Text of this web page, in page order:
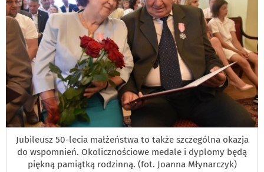
Jubileusz 50-lecia małżeństwa to także szczególna okazja
do wspomnień. Okolicznościowe medale i dyplomy będą
piękną pamiątką rodzinną. (fot. Joanna Młynarczyk)